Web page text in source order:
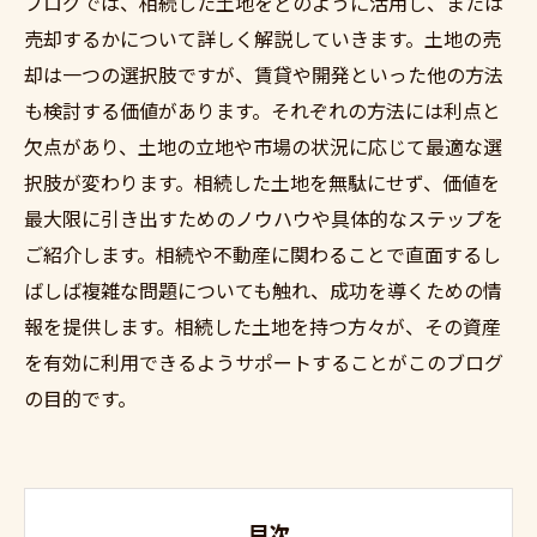
売却するかについて詳しく解説していきます。土地の売
却は一つの選択肢ですが、賃貸や開発といった他の方法
も検討する価値があります。それぞれの方法には利点と
欠点があり、土地の立地や市場の状況に応じて最適な選
択肢が変わります。相続した土地を無駄にせず、価値を
最大限に引き出すためのノウハウや具体的なステップを
ご紹介します。相続や不動産に関わることで直面するし
ばしば複雑な問題についても触れ、成功を導くための情
報を提供します。相続した土地を持つ方々が、その資産
を有効に利用できるようサポートすることがこのブログ
の目的です。